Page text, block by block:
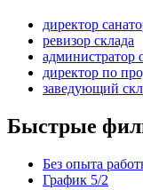
директор
ревизор склада
администратор
директор по
заведующий
Быстрые
Без опыта
График 5/2